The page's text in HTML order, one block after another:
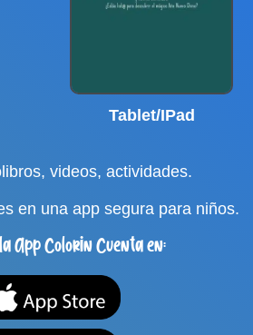
Tablet/IPad
videos, actividades.
en una app segura para niños.
App Colorin Cuenta en: